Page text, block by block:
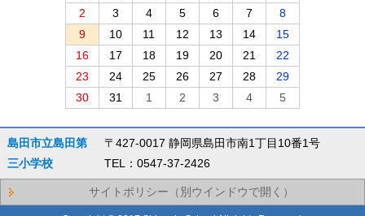
2
3 4 5 6 7
8
9
10 11 12 13 14
15
16
17 18 19 20 21
22
23
24 25 26 27 28
29
30
31 1 2 3 4 5
島田市立島田第
三小学校
〒427-0017 静岡県島田市南1丁目10番1号
TEL：0547-37-2426
サイトポリシー（別ウインドウで開く）